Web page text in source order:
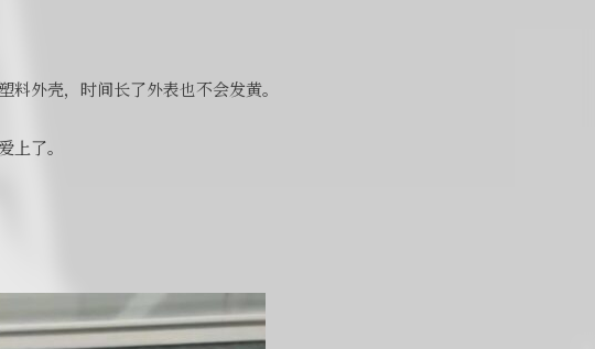
外壳，时间长了外表也不会发黄。
了。